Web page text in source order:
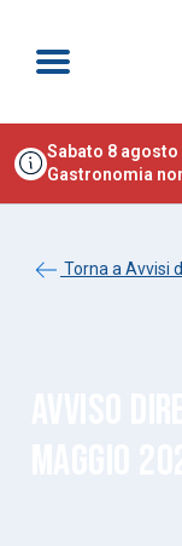
Sabato 8
Gastronomia
Torna a Avvisi